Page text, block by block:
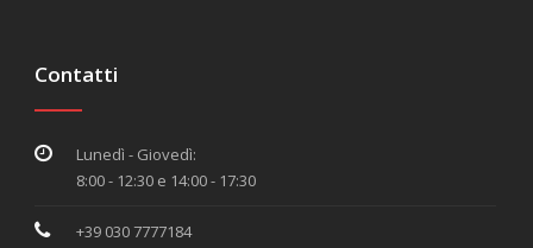
Contatti
Lunedì - Giovedì:
8:00 - 12:30 e 14:00 - 17:30
+39 030 7777184